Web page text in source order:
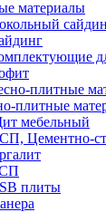
материалы
плитные
мебельный
Цементно-
плиты